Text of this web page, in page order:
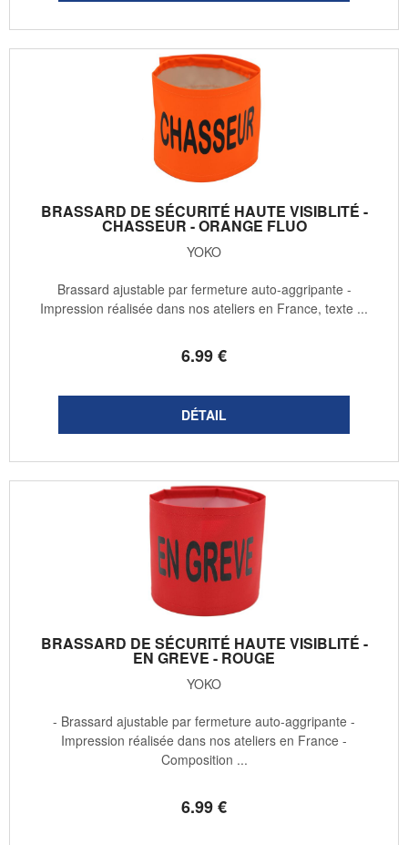
BRASSARD DE SÉCURITÉ HAUTE VISIBLITÉ -
CHASSEUR - ORANGE FLUO
YOKO
6.99€
Brassard ajustable par fermeture auto-aggripante -
Impression réalisée dans nos ateliers en France, texte ...
BRASSARD DE SÉCURITÉ HAUTE VISIBLITÉ -
EN GREVE - ROUGE
YOKO
6.99€
- Brassard ajustable par fermeture auto-aggripante -
Impression réalisée dans nos ateliers en France -
Composition ...